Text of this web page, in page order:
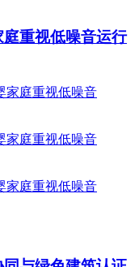
重视低噪音运行